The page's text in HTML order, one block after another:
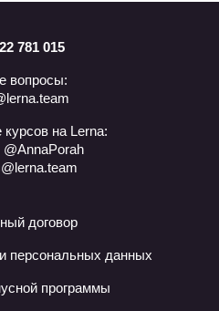
781 015
вопросы:
на Lerna:
@AnnaPorah
договор
персональных данных
программы